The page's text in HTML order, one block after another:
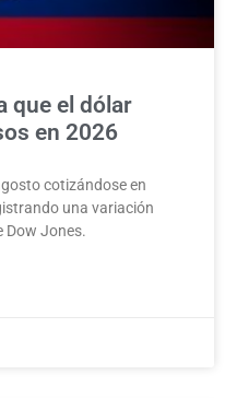
que el dólar
en 2026
cotizándose en
una variación
Dow Jones.